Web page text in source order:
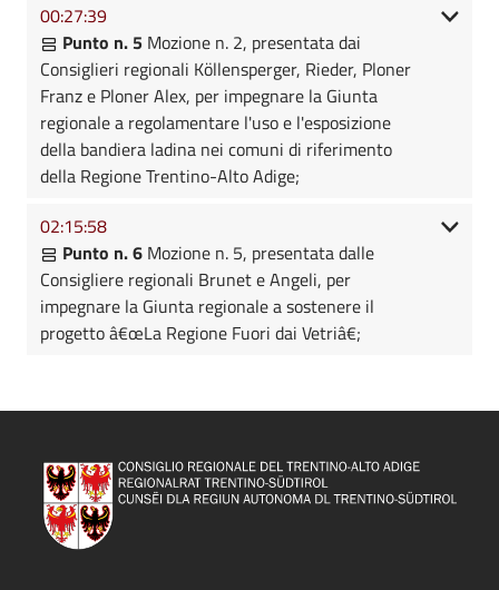
00:27:39
Punto n. 5 Mozione n. 2, presentata dai
Consiglieri regionali Köllensperger, Rieder, Ploner
Franz e Ploner Alex, per impegnare la Giunta
regionale a regolamentare l'uso e l'esposizione
della bandiera ladina nei comuni di riferimento
della Regione Trentino-Alto Adige;
02:15:58
Punto n. 6 Mozione n. 5, presentata dalle
Consigliere regionali Brunet e Angeli, per
impegnare la Giunta regionale a sostenere il
progetto â€œLa Regione Fuori dai Vetriâ€;